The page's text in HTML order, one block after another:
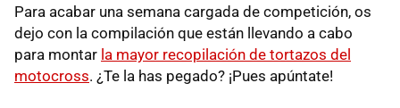
Para acabar una semana cargada de competición, os
dejo con la compilación que están llevando a cabo
para montar la mayor recopilación de tortazos del
motocross. ¿Te la has pegado? ¡Pues apúntate!